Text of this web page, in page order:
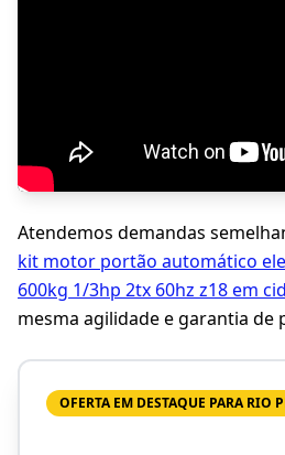
Atendemos demandas
kit motor portão automático
600kg 1/3hp 2tx 60hz z18 em
mesma agilidade e garantia de
OFERTA EM DESTAQUE PARA RIO